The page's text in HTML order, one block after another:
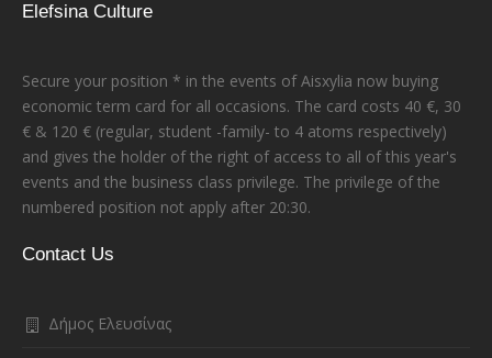
Elefsina Culture
Secure your position * in the events of Aisxylia now buying
economic term card for all occasions. The card costs 40 €, 30
€ & 120 € (regular, student -family- to 4 atoms respectively)
and gives the holder of the right of access to all of this year's
events and the business class privilege. The privilege of the
numbered position not apply after 20:30.
Contact Us
Δήμος Ελευσίνας